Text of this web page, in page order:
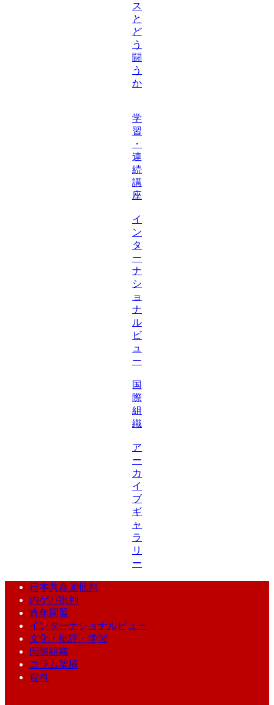
ス
と
ど
う
闘
う
か
学
習
・
連
続
講
座
イ
ン
タ
ー
ナ
シ
ョ
ナ
ル
ビ
ュ
ー
国
際
組
織
ア
ー
カ
イ
ブ
ギ
ャ
ラ
リ
ー
日本共産党批判
内ゲバ批判
青年同盟
インターナショナルビュー
文化・批評・学習
国際組織
コラム架橋
資料